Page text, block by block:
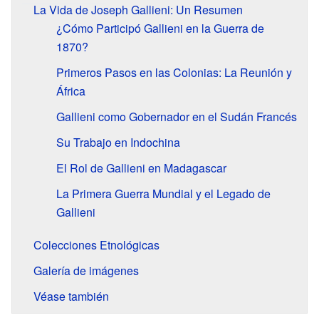
La Vida de Joseph Gallieni: Un Resumen
¿Cómo Participó Gallieni en la Guerra de
1870?
Primeros Pasos en las Colonias: La Reunión y
África
Gallieni como Gobernador en el Sudán Francés
Su Trabajo en Indochina
El Rol de Gallieni en Madagascar
La Primera Guerra Mundial y el Legado de
Gallieni
Colecciones Etnológicas
Galería de imágenes
Véase también